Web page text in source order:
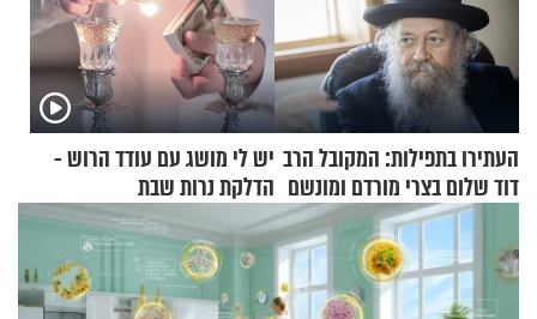
העתירו בתפילות: המקובל הרב
דוד שלום בצרי מורדם ומונשם
יש לי מושג עם עודד הרוש -
הדלקת נרות שבת